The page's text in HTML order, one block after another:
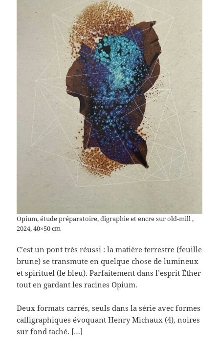
Opium, étude préparatoire, digraphie et encre sur old-mill ,
2024, 40×50 cm
C’est un pont très réussi : la matière terrestre (feuille
brune) se transmute en quelque chose de lumineux
et spirituel (le bleu). Parfaitement dans l’esprit Éther
tout en gardant les racines Opium.
Deux formats carrés, seuls dans la série avec formes
calligraphiques évoquant Henry Michaux (4), noires
sur fond taché. […]